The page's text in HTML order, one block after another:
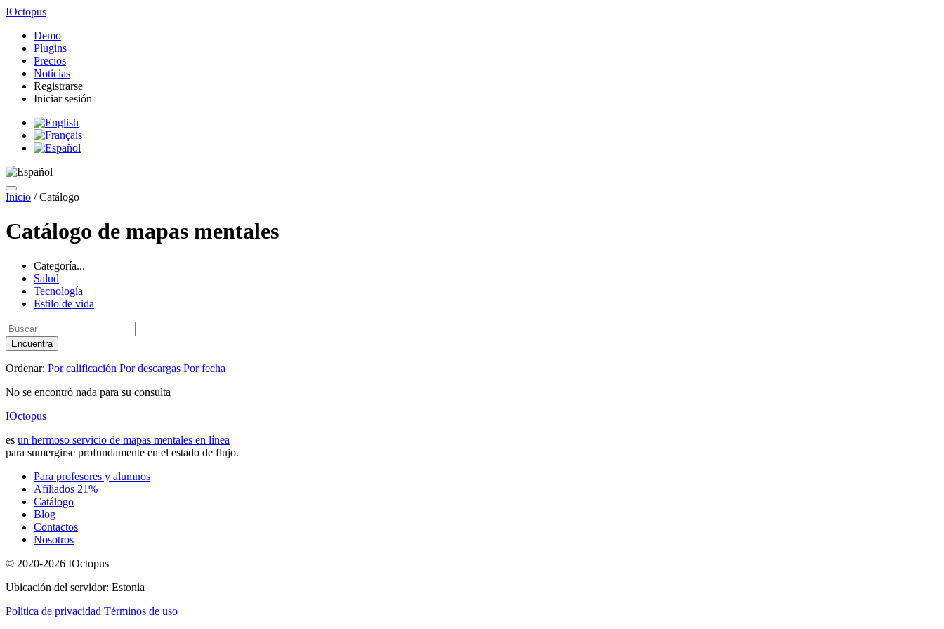
IOctopus
Demo
Plugins
Precios
Noticias
Registrarse
Iniciar sesión
Inicio /Catálogo
Catálogo de mapas mentales
Categoría...
Salud
Tecnología
Estilo de vida
Encuentra
Ordenar: Por calificación Por descargas Por fecha
No se encontró nada para su consulta
IOctopus
es un hermoso servicio de mapas mentales en línea
para sumergirse profundamente en el estado de flujo.
Para profesores y alumnos
Afiliados 21%
Catálogo
Blog
Contactos
Nosotros
© 2020-2026 IOctopus
Ubicación del servidor: Estonia
Política de privacidad Términos de uso